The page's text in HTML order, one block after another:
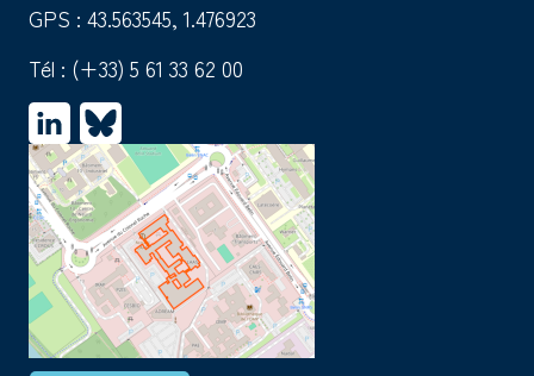
GPS : 43.563545, 1.476923
Tél : (+33) 5 61 33 62 00